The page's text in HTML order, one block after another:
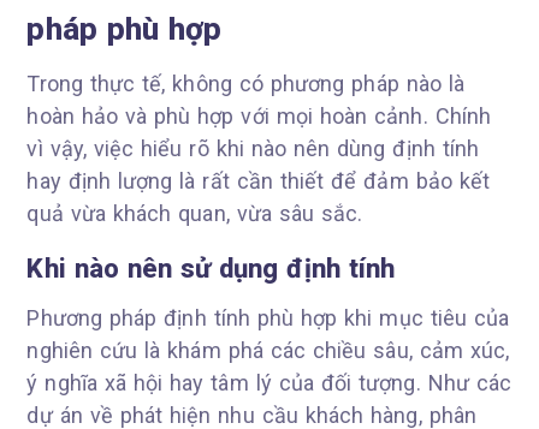
pháp phù hợp
Trong thực tế, không có phương pháp nào là
hoàn hảo và phù hợp với mọi hoàn cảnh. Chính
vì vậy, việc hiểu rõ khi nào nên dùng định tính
hay định lượng là rất cần thiết để đảm bảo kết
quả vừa khách quan, vừa sâu sắc.
Khi nào nên sử dụng định tính
Phương pháp định tính phù hợp khi mục tiêu của
nghiên cứu là khám phá các chiều sâu, cảm xúc,
ý nghĩa xã hội hay tâm lý của đối tượng. Như các
dự án về phát hiện nhu cầu khách hàng, phân